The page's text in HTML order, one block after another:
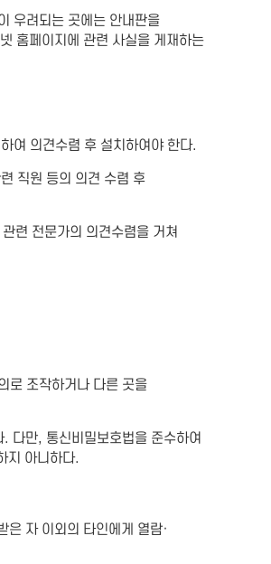
우려되는 곳에는 안내판을
홈페이지에 관련 사실을 게재하는
여 의견수렴 후 설치하여야 한다.
직원 등의 의견 수렴 후
련 전문가의 의견수렴을 거쳐
로 조작하거나 다른 곳을
다만, 통신비밀보호법을 준수하여
지 아니하다.
은 자 이외의 타인에게 열람·